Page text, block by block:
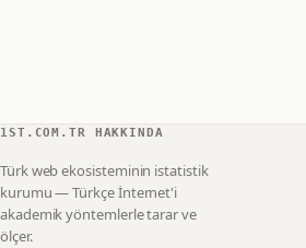
1ST.COM.TR HAKKINDA
Türk web ekosisteminin istatistik
kurumu — Türkçe İnternet'i
akademik yöntemlerle tarar ve
ölçer.